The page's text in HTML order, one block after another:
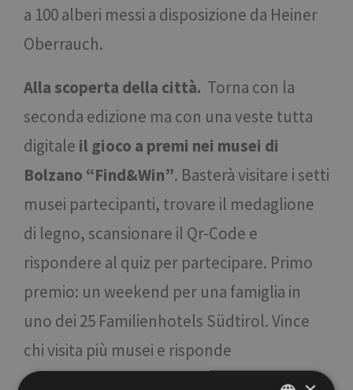
a 100 alberi messi a disposizione da Heiner
Oberrauch.
Alla scoperta della città. Torna con la
seconda edizione ma con una veste tutta
digitale il gioco a premi nei musei di
Bolzano “Find&Win”. Basterà visitare i setti
musei partecipanti, trovare il medaglione
di legno, scansionare il Qr-Code e
rispondere al quiz per partecipare. Primo
premio: un weekend per una famiglia in
uno dei 25 Familienhotels Südtirol. Vince
chi visita più musei e risponde
correttamente a più domande. Da non